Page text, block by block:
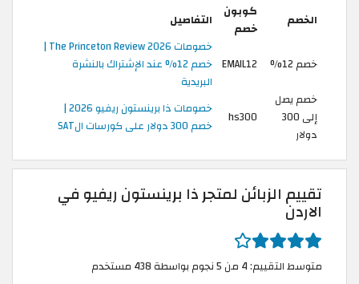
الخصم
كوبون
خصم
التفاصيل
خصم 12% EMAIL12
خصومات The Princeton Review 2026 |
خصم 12% عند الإشتراك بالنشرة
البريدية
خصم يصل
إلى 300
دولار
hs300
خصومات ذا برينستون ريفيو 2026 |
خصم 300 دولار على كورسات الSAT
تقييم الزبائن لمتجر ذا برينستون ريفيو في
الاردن
متوسط التقييم: 4 من 5 نجوم بواسطة 438 مستخدم